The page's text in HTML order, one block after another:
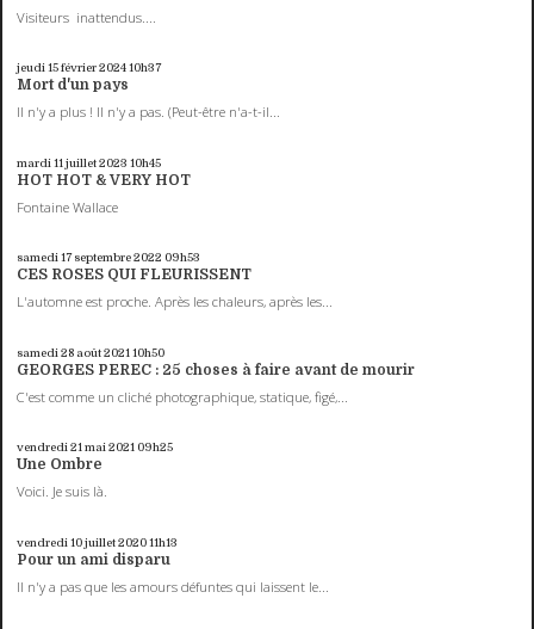
Visiteurs inattendus....
jeudi 15février 202410h37
Mort d'un pays
Il n'y a plus ! Il n'y a pas. (Peut-être n'a-t-il...
mardi 11 juillet 2023 10h45
HOT HOT & VERY HOT
Fontaine Wallace
samedi 17 septembre 2022 09h53
CES ROSES QUI FLEURISSENT
L'automne est proche. Après les chaleurs, après les...
samedi 28 août 2021 10h50
GEORGES PEREC : 25 choses à faire avant de mourir
C'est comme un cliché photographique, statique, figé,...
vendredi 21mai 2021 09h25
Une Ombre
Voici. Je suis là.
vendredi 10juillet 202011h13
Pour un ami disparu
Il n'y a pas que les amours défuntes qui laissent le...